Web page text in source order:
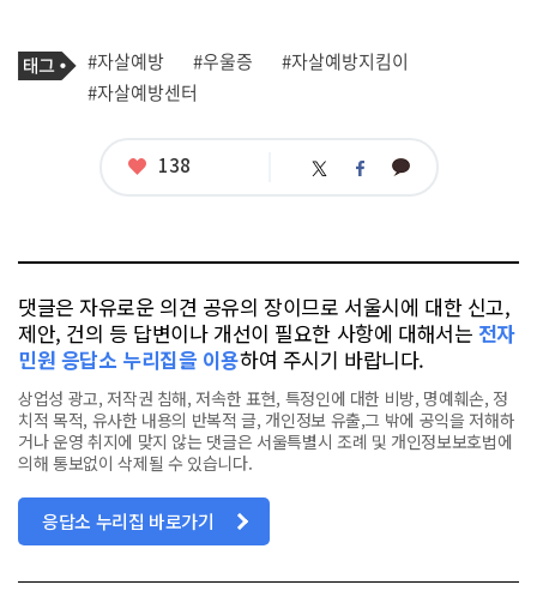
기
사
관
련
태
그
#자살예방 #우울증
#자살예방지킴이
#자살예방센터
좋
138 트 페 카
댓글은 자유로운 의견 공유의 장이므로 서울시에 대한 신고,
제안, 건의 등 답변이나 개선이 필요한 사항에 대해서는 전자
민원 응답소 누리집을 이용하여 주시기 바랍니다.
상업성 광고, 저작권 침해, 저속한 표현, 특정인에 대한 비방, 명예훼손, 정
치적 목적, 유사한 내용의 반복적 글, 개인정보 유출,그 밖에 공익을 저해하
거나 운영 취지에 맞지 않는 댓글은 서울특별시 조례 및 개인정보보호법에
의해 통보없이 삭제될 수 있습니다.
응답소 누리집 바로가기